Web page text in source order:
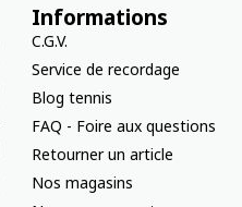
Informations
C.G.V.
Service de recordage
Blog tennis
FAQ - Foire aux questions
Retourner un article
Nos magasins